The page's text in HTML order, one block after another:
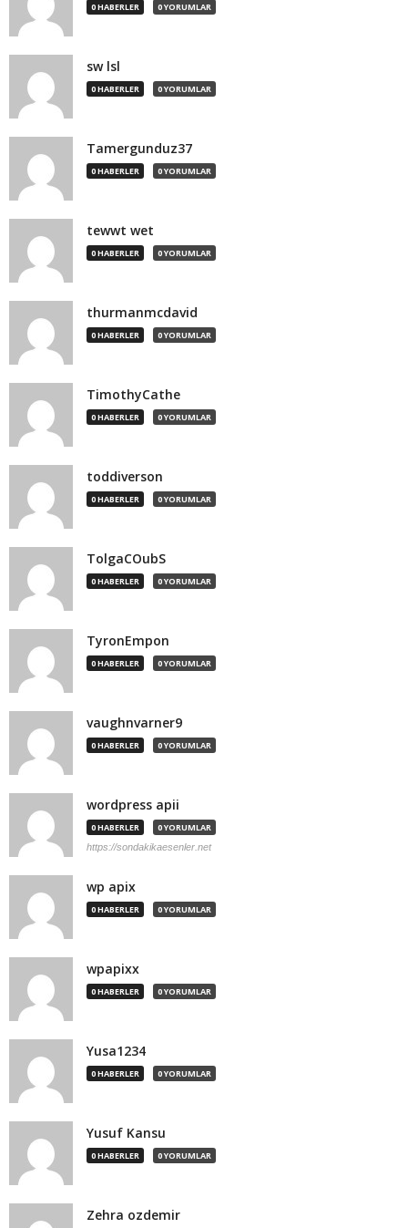
0 HABERLER 0 YORUMLAR
sw lsl
0 HABERLER 0 YORUMLAR
Tamergunduz37
0 HABERLER 0 YORUMLAR
tewwt wet
0 HABERLER 0 YORUMLAR
thurmanmcdavid
0 HABERLER 0 YORUMLAR
TimothyCathe
0 HABERLER 0 YORUMLAR
toddiverson
0 HABERLER 0 YORUMLAR
TolgaCOubS
0 HABERLER 0 YORUMLAR
TyronEmpon
0 HABERLER 0 YORUMLAR
vaughnvarner9
0 HABERLER 0 YORUMLAR
wordpress apii
0 HABERLER 0 YORUMLAR
https://sondakikaesenler.net
wp apix
0 HABERLER 0 YORUMLAR
wpapixx
0 HABERLER 0 YORUMLAR
Yusa1234
0 HABERLER 0 YORUMLAR
Yusuf Kansu
0 HABERLER 0 YORUMLAR
Zehra ozdemir